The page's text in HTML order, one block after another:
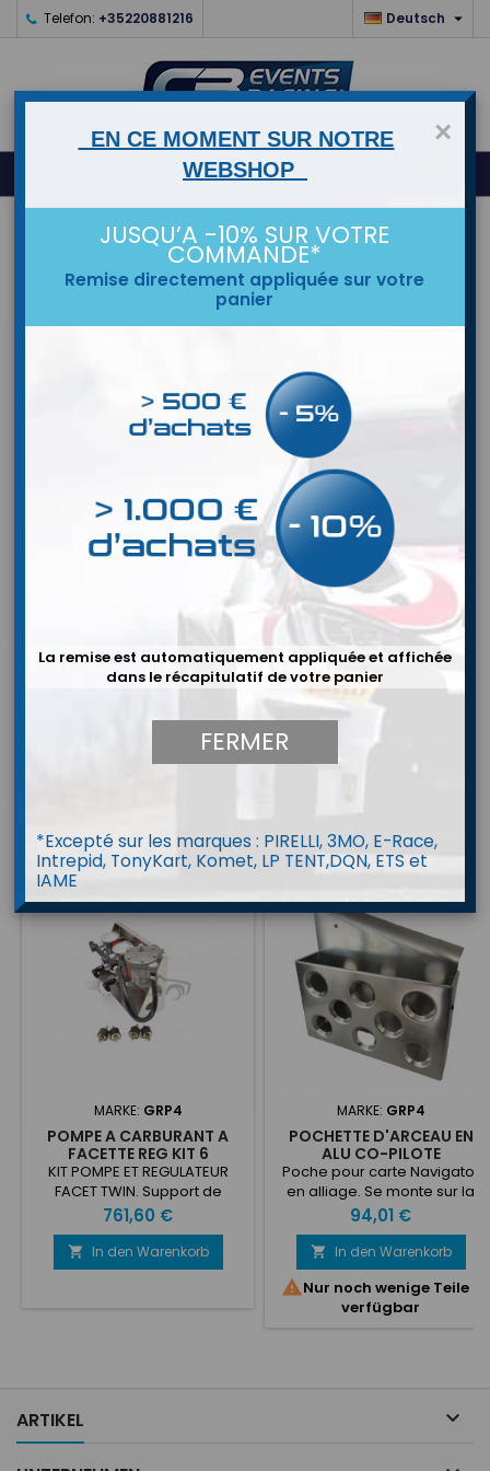
Telefon: +35220881216 Deutsch 
 
STARTSEITE
MARKEN
KIT ROULEMENTS DE ROUE AVANT
Kit de roulements de roue avant ( roulements standard )
67,51 € Bruttopreis
In den Warenkorb
ARTIKELDETAILS
GRP1100---3529
16 ANDERE ARTIKEL IN DER GLEICHEN KATEGORIE:
MARKE: GRP4
POMPE A CARBURANT A
FACETTE REG KIT 6
RACCORDS
KIT POMPE ET REGULATEUR
FACET TWIN. Support de
montage professionnel en
alliage pour pompes à
double facette et
régulateur/filtre de pression
à carburant électriques....
Preis
761,60 €
 In den Warenkorb
MARKE: GRP4
POCHETTE D'ARCEAU EN
ALU CO-PILOTE
Poche pour carte Navigator
en alliage. Se monte sur la
barre de porte Roll cage.
Finition aluminium.
Preis
94,01 €
 In den Warenkorb
Nur noch wenige Teile
verfügbar
ARTIKEL 
×
EN CE MOMENT SUR NOTRE
WEBSHOP
JUSQU’A -10% SUR VOTRE
COMMANDE*
Remise directement appliquée sur votre
panier
La remise est automatiquement appliquée et affichée
dans le récapitulatif de votre panier
FERMER
*Excepté sur les marques : PIRELLI, 3MO, E-Race,
Intrepid, TonyKart, Komet, LP TENT,DQN, ETS et
IAME